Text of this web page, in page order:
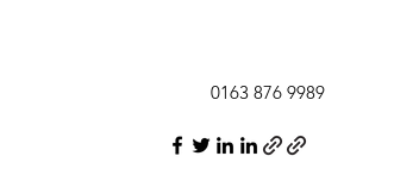
0163 876 9989